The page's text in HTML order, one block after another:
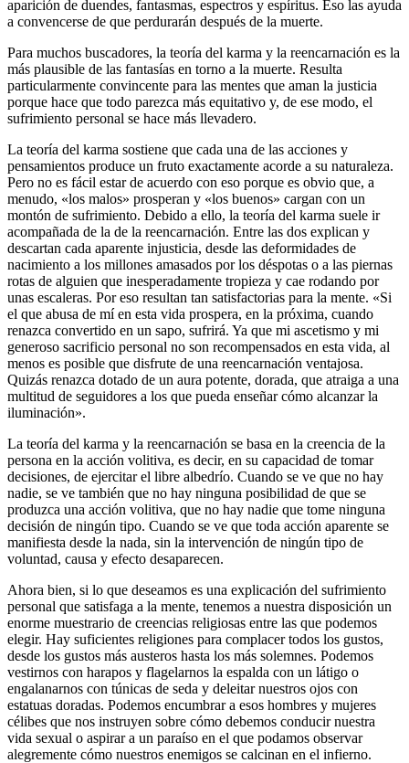
aparición de duendes, fantasmas, espectros y espíritus. Eso las ayuda
a convencerse de que perdurarán después de la muerte.
Para muchos buscadores, la teoría del karma y la reencarnación es la
más plausible de las fantasías en torno a la muerte. Resulta
particularmente convincente para las mentes que aman la justicia
porque hace que todo parezca más equitativo y, de ese modo, el
sufrimiento personal se hace más llevadero.
La teoría del karma sostiene que cada una de las acciones y
pensamientos produce un fruto exactamente acorde a su naturaleza.
Pero no es fácil estar de acuerdo con eso porque es obvio que, a
menudo, «los malos» prosperan y «los buenos» cargan con un
montón de sufrimiento. Debido a ello, la teoría del karma suele ir
acompañada de la de la reencarnación. Entre las dos explican y
descartan cada aparente injusticia, desde las deformidades de
nacimiento a los millones amasados por los déspotas o a las piernas
rotas de alguien que inesperadamente tropieza y cae rodando por
unas escaleras. Por eso resultan tan satisfactorias para la mente. «Si
el que abusa de mí en esta vida prospera, en la próxima, cuando
renazca convertido en un sapo, sufrirá. Ya que mi ascetismo y mi
generoso sacrificio personal no son recompensados en esta vida, al
menos es posible que disfrute de una reencarnación ventajosa.
Quizás renazca dotado de un aura potente, dorada, que atraiga a una
multitud de seguidores a los que pueda enseñar cómo alcanzar la
iluminación».
La teoría del karma y la reencarnación se basa en la creencia de la
persona en la acción volitiva, es decir, en su capacidad de tomar
decisiones, de ejercitar el libre albedrío. Cuando se ve que no hay
nadie, se ve también que no hay ninguna posibilidad de que se
produzca una acción volitiva, que no hay nadie que tome ninguna
decisión de ningún tipo. Cuando se ve que toda acción aparente se
manifiesta desde la nada, sin la intervención de ningún tipo de
voluntad, causa y efecto desaparecen.
Ahora bien, si lo que deseamos es una explicación del sufrimiento
personal que satisfaga a la mente, tenemos a nuestra disposición un
enorme muestrario de creencias religiosas entre las que podemos
elegir. Hay suficientes religiones para complacer todos los gustos,
desde los gustos más austeros hasta los más solemnes. Podemos
vestirnos con harapos y flagelarnos la espalda con un látigo o
engalanarnos con túnicas de seda y deleitar nuestros ojos con
estatuas doradas. Podemos encumbrar a esos hombres y mujeres
célibes que nos instruyen sobre cómo debemos conducir nuestra
vida sexual o aspirar a un paraíso en el que podamos observar
alegremente cómo nuestros enemigos se calcinan en el infierno.